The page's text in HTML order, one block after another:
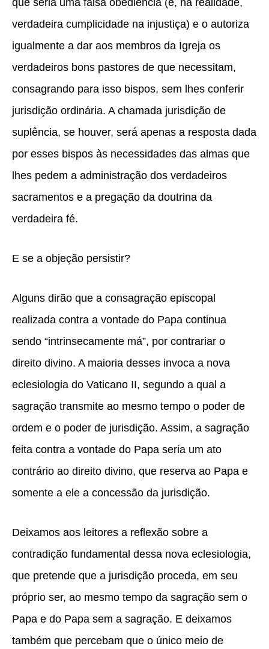
que seria uma falsa obediência (e, na realidade,
verdadeira cumplicidade na injustiça) e o autoriza
igualmente a dar aos membros da Igreja os
verdadeiros bons pastores de que necessitam,
consagrando para isso bispos, sem lhes conferir
jurisdição ordinária. A chamada jurisdição de
suplência, se houver, será apenas a resposta dada
por esses bispos às necessidades das almas que
lhes pedem a administração dos verdadeiros
sacramentos e a pregação da doutrina da
verdadeira fé.
E se a objeção persistir?
Alguns dirão que a consagração episcopal
realizada contra a vontade do Papa continua
sendo “intrinsecamente má”, por contrariar o
direito divino. A maioria desses invoca a nova
eclesiologia do Vaticano II, segundo a qual a
sagração transmite ao mesmo tempo o poder de
ordem e o poder de jurisdição. Assim, a sagração
feita contra a vontade do Papa seria um ato
contrário ao direito divino, que reserva ao Papa e
somente a ele a concessão da jurisdição.
Deixamos aos leitores a reflexão sobre a
contradição fundamental dessa nova eclesiologia,
que pretende que a jurisdição proceda, em seu
próprio ser, ao mesmo tempo da sagração sem o
Papa e do Papa sem a sagração. E deixamos
também que percebam que o único meio de